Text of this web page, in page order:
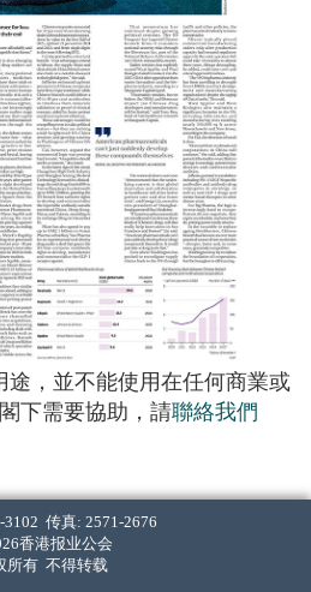
途，並不能使用在任何商業或
下需要協助，請聯絡我們
3102 传真: 2571-2676
香港报业公会
所有 不得转载